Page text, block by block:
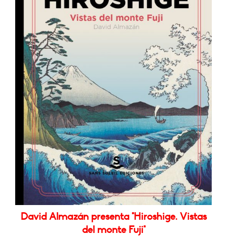
David Almazán presenta "Hiroshige. Vistas
del monte Fuji"